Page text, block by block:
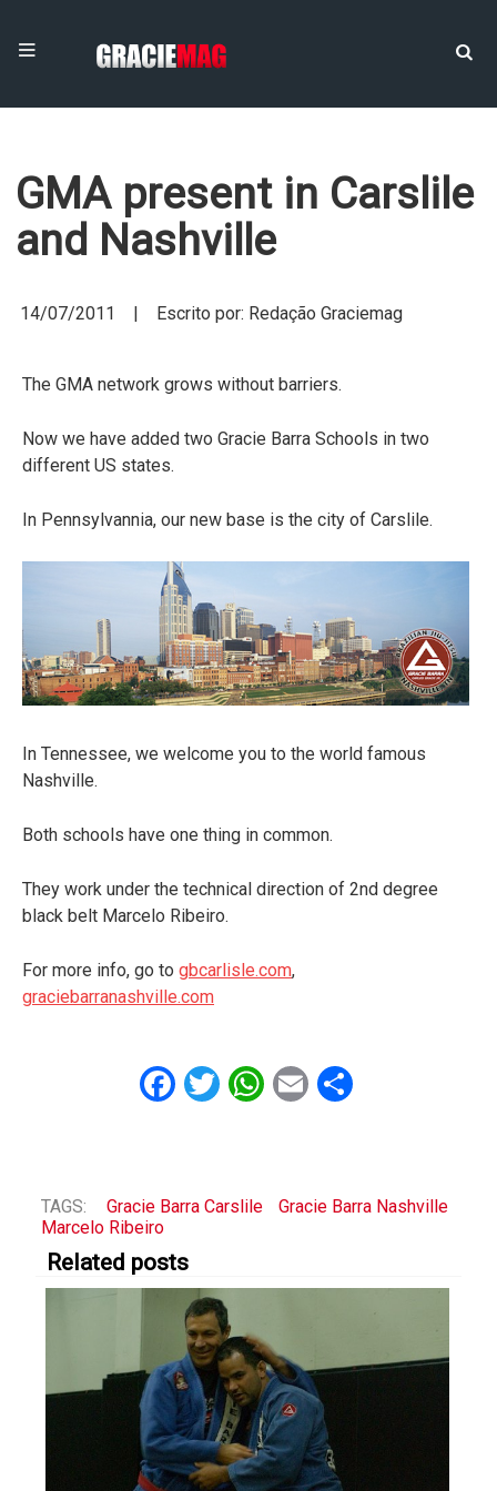
GMA present in Carslile
and Nashville
14/07/2011 | Escrito por: Redação Graciemag
The GMA network grows without barriers.
Now we have added two Gracie Barra Schools in two
different US states.
In Pennsylvannia, our new base is the city of Carslile.
In Tennessee, we welcome you to the world famous
Nashville.
Both schools have one thing in common.
They work under the technical direction of 2nd degree
black belt Marcelo Ribeiro.
For more info, go to gbcarlisle.com,
graciebarranashville.com
Facebook
Twitter
WhatsApp
EmailShare
TAGS: Gracie Barra Carslile
Gracie Barra Nashville
Marcelo Ribeiro
Related posts